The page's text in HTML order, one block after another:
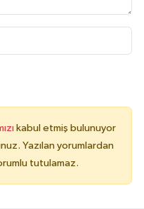
kabul etmiş bulunuyor
Yazılan yorumlardan
tutulamaz.